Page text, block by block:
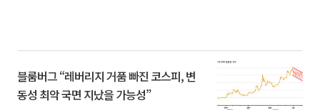
블룸버그 “레버리지 거품 빠진 코스피, 변
동성 최악 국면 지났을 가능성”